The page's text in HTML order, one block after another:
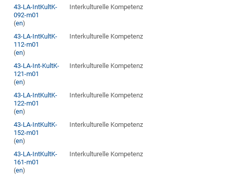
43-LA-IntKultK-
092-m01
(en)
Interkulturelle Kompetenz
43-LA-IntKultK-
112-m01
(en)
Interkulturelle Kompetenz
43-LA-Int-KultK-
121-m01
(en)
Interkulturelle Kompetenz
43-LA-IntKultK-
122-m01
(en)
Interkulturelle Kompetenz
43-LA-IntKultK-
152-m01
(en)
Interkulturelle Kompetenz
43-LA-IntKultK-
161-m01
(en)
Interkulturelle Kompetenz